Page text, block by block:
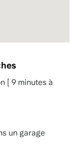
[ 9 minutes à
un garage